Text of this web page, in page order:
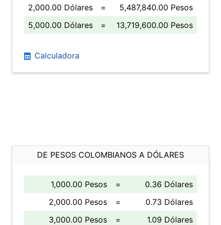
2,000.00 Dólares
=
5,487,840.00 Pesos
5,000.00 Dólares
= 13,719,600.00 Pesos
Calculadora
DE PESOS COLOMBIANOS A DÓLARES
1,000.00 Pesos =
0.36 Dólares
2,000.00 Pesos
=
0.73 Dólares
3,000.00 Pesos
=
1.09 Dólares